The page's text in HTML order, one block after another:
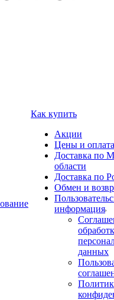
Как купить
Акции
Цены и оплата
Доставка по
области
Доставка по
Обмен и
информация
данных